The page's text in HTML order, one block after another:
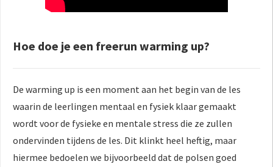
Hoe doe je een freerun warming up?
De warming up is een moment aan het begin van de les
waarin de leerlingen mentaal en fysiek klaar gemaakt
wordt voor de fysieke en mentale stress die ze zullen
ondervinden tijdens de les. Dit klinkt heel heftig, maar
hiermee bedoelen we bijvoorbeeld dat de polsen goed